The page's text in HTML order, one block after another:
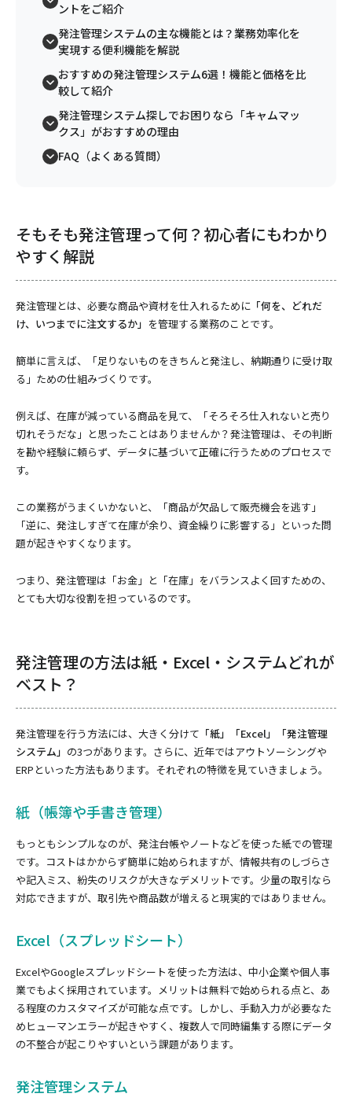
ントをご紹介
発注管理システムの主な機能とは？業務効率化を
実現する便利機能を解説
おすすめの発注管理システム6選！機能と価格を比
較して紹介
発注管理システム探しでお困りなら「キャムマッ
クス」がおすすめの理由
FAQ（よくある質問）
そもそも発注管理って何？初心者にもわかり
やすく解説
発注管理とは、必要な商品や資材を仕入れるために 「何を、どれだ
け、いつまでに注文するか」 を管理する業務のことです。
簡単に言えば、「足りないものをきちんと発注し、納期通りに受け取
る」ための仕組みづくりです。
例えば、在庫が減っている商品を見て、「そろそろ仕入れないと売り
切れそうだな」と思ったことはありませんか？発注管理は、その判断
を勘や経験に頼らず、データに基づいて正確に行うためのプロセスで
す。
この業務がうまくいかないと、「商品が欠品して販売機会を逃す」
「逆に、発注しすぎて在庫が余り、資金繰りに影響する」といった問
題が起きやすくなります。
つまり、発注管理は「お金」と「在庫」をバランスよく回すための、
とても大切な役割を担っているのです。
発注管理の方法は紙・Excel・システムどれが
ベスト？
発注管理を行う方法には、大きく分けて 「紙」「Excel」「発注管理
システム」 の3つがあります。さらに、近年ではアウトソーシングや
ERPといった方法もあります。それぞれの特徴を見ていきましょう。
紙（帳簿や手書き管理）
もっともシンプルなのが、発注台帳やノートなどを使った紙での管理
です。コストはかからず簡単に始められますが、情報共有のしづらさ
や記入ミス、紛失のリスクが大きなデメリットです。少量の取引なら
対応できますが、取引先や商品数が増えると現実的ではありません。
Excel（スプレッドシート）
ExcelやGoogleスプレッドシートを使った方法は、中小企業や個人事
業でもよく採用されています。メリットは無料で始められる点と、あ
る程度のカスタマイズが可能な点です。しかし、手動入力が必要なた
めヒューマンエラーが起きやすく、複数人で同時編集する際にデータ
の不整合が起こりやすいという課題があります。
発注管理システム